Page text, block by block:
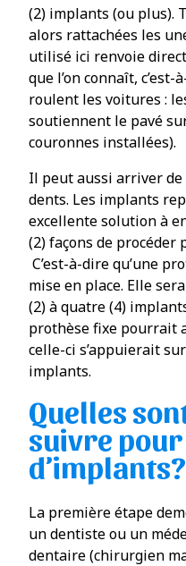
(2) implants (ou plus).
alors rattachées les
utilisé ici renvoie
que l’on connaît,
roulent les voitures :
soutiennent le pavé
couronnes installées).
Il peut aussi arriver
dents. Les implants
excellente solution à
(2) façons de
C’est-à-dire qu’une
mise en place. Elle
(2) à quatre (4)
prothèse fixe pourrait
celle-ci s’appuierait
implants.
Quelles
suivre pour
d’implants?
La première étape
un dentiste ou un
dentaire (chirurgien